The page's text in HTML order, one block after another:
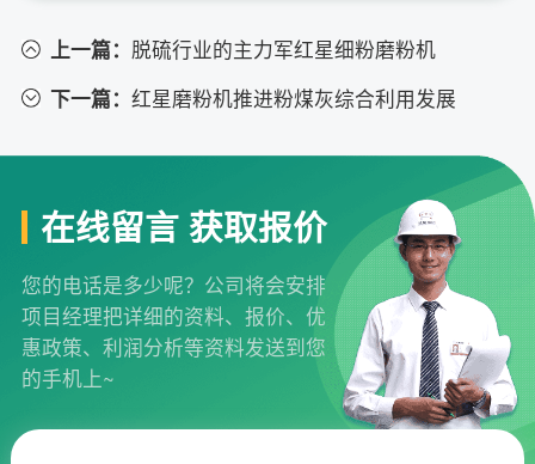
上一篇： 脱硫行业的主力军红星细粉磨粉机
下一篇： 红星磨粉机推进粉煤灰综合利用发展
在线留言 获取报价
您的电话是多少呢？公司将会安排
项目经理把详细的资料、报价、优
惠政策、利润分析等资料发送到您
的手机上~